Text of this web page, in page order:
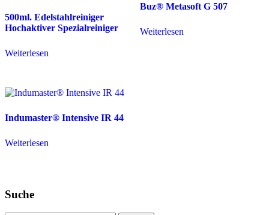
500ml. Edelstahlreiniger
Hochaktiver Spezialreiniger
Weiterlesen
Buz® Metasoft G 507
Weiterlesen
Indumaster® Intensive IR 44
Weiterlesen
Suche